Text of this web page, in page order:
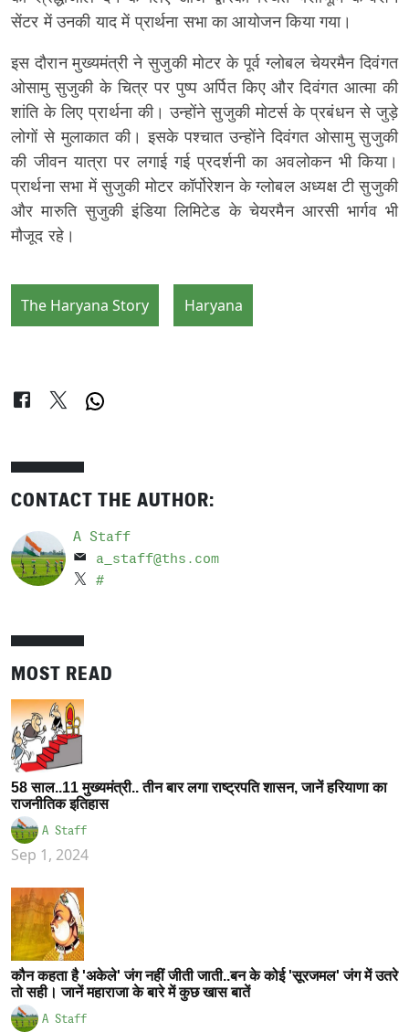
सेंटर में उनकी याद में प्रार्थना सभा का आयोजन किया गया।
इस दौरान मुख्यमंत्री ने सुजुकी मोटर के पूर्व ग्लोबल चेयरमैन दिवंगत
ओसामु सुजुकी के चित्र पर पुष्प अर्पित किए और दिवंगत आत्मा की
शांति के लिए प्रार्थना की। उन्होंने सुजुकी मोटर्स के प्रबंधन से जुड़े
लोगों से मुलाकात की। इसके पश्चात उन्होंने दिवंगत ओसामु सुजुकी
की जीवन यात्रा पर लगाई गई प्रदर्शनी का अवलोकन भी किया।
प्रार्थना सभा में सुजुकी मोटर कॉर्पोरेशन के ग्लोबल अध्यक्ष टी सुजुकी
और मारुति सुजुकी इंडिया लिमिटेड के चेयरमैन आरसी भार्गव भी
मौजूद रहे।
The Haryana Story Haryana
CONTACT THE AUTHOR:
A Staff
a_staff@ths.com
#
MOST READ
58 साल..11 मुख्यमंत्री.. तीन बार लगा राष्ट्रपति शासन, जानें हरियाणा का
राजनीतिक इतिहास
A Staff
Sep 1, 2024
कौन कहता है 'अकेले' जंग नहीं जीती जाती..बन के कोई 'सूरजमल' जंग में उतरे
तो सही। जानें महाराजा के बारे में कुछ खास बातें
A Staff